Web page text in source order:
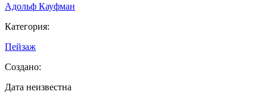
Адольф Кауфман
Категория:
Пейзаж
Создано:
Дата неизвестна